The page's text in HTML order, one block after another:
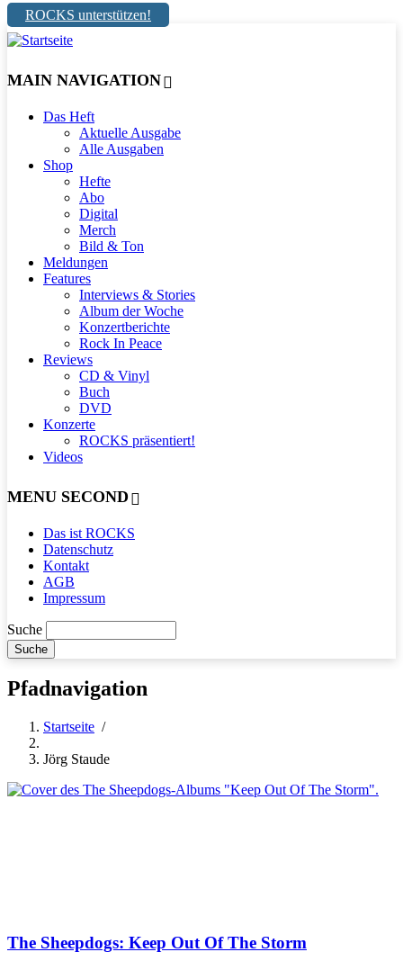
ROCKS unterstützen!
MAIN NAVIGATION
Das Heft
Aktuelle Ausgabe
Alle Ausgaben
Shop
Hefte
Abo
Digital
Merch
Bild & Ton
Meldungen
Features
Interviews & Stories
Album der Woche
Konzertberichte
Rock In Peace
Reviews
CD & Vinyl
Buch
DVD
Konzerte
ROCKS präsentiert!
Videos
MENU SECOND
Das ist ROCKS
Datenschutz
Kontakt
AGB
Impressum
Suche
Pfadnavigation
Startseite /
Jörg Staude
The Sheepdogs: Keep Out Of The Storm